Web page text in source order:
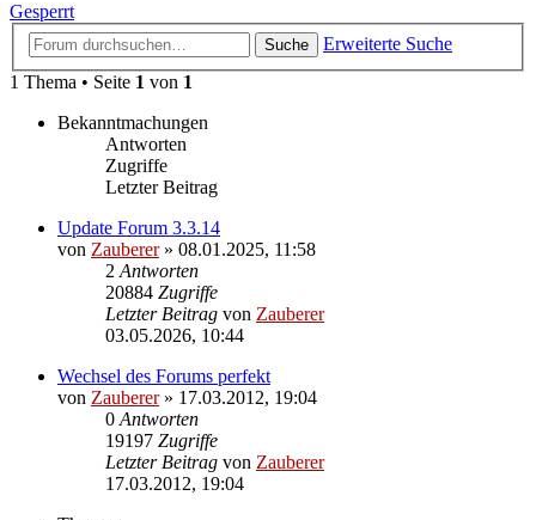
Gesperrt
Suche
Erweiterte Suche
1 Thema • Seite 1 von 1
Bekanntmachungen
Antworten
Zugriffe
Letzter Beitrag
Update Forum 3.3.14
von Zauberer» 08.01.2025, 11:58
2 Antworten
20884 Zugriffe
Letzter Beitrag von Zauberer
03.05.2026, 10:44
Wechsel des Forums perfekt
von Zauberer» 17.03.2012, 19:04
0 Antworten
19197 Zugriffe
Letzter Beitrag von Zauberer
17.03.2012, 19:04